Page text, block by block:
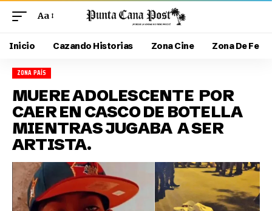
Aa
Inicio Cazando Historias Zona Cine Zona De Fe
ZONA PAÍS
MUERE ADOLESCENTE POR
CAER EN CASCO DE BOTELLA
MIENTRAS JUGABA A SER
ARTISTA.